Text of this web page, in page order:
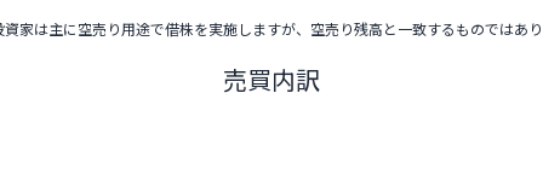
家は主に空売り用途で借株を実施しますが、空売り残高と一致するものではあ
売買内訳